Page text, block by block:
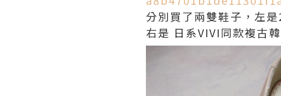
分別買了兩雙鞋子，左
右是 日系VIVI同款複古